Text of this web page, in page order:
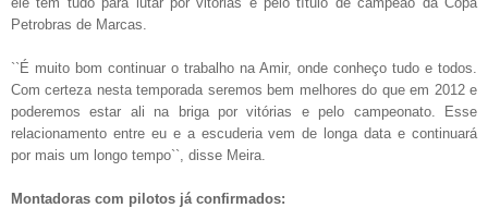
Petrobras de Marcas.
``É muito bom continuar o trabalho na Amir, onde conheço tudo e todos.
Com certeza nesta temporada seremos bem melhores do que em 2012 e
poderemos estar ali na briga por vitórias e pelo campeonato. Esse
relacionamento entre eu e a escuderia vem de longa data e continuará
por mais um longo tempo``, disse Meira.
Montadoras com pilotos já confirmados: